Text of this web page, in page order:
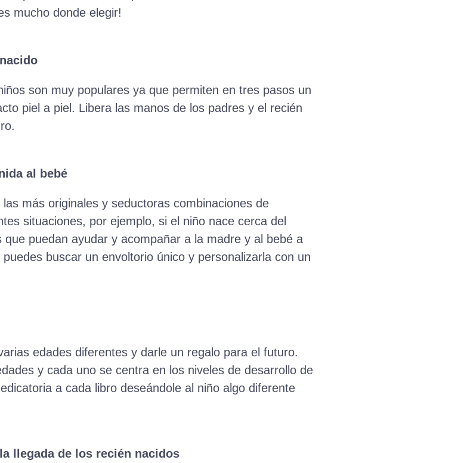
mucho donde elegir!
son muy populares ya que permiten en tres pasos un
piel a piel. Libera las manos de los padres y el recién
al bebé
más originales y seductoras combinaciones de
situaciones, por ejemplo, si el niño nace cerca del
puedan ayudar y acompañar a la madre y al bebé a
buscar un envoltorio único y personalizarla con un
edades diferentes y darle un regalo para el futuro.
y cada uno se centra en los niveles de desarrollo de
a cada libro deseándole al niño algo diferente
llegada de los recién nacidos